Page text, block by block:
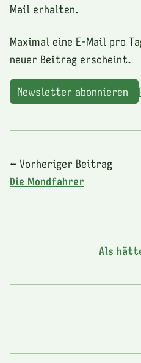
Mail erhalten.
Maximal eine E-Mail pro
neuer Beitrag erscheint.
Newsletter abonnieren
⬅ Vorheriger Beitrag
Die Mondfahrer
Als